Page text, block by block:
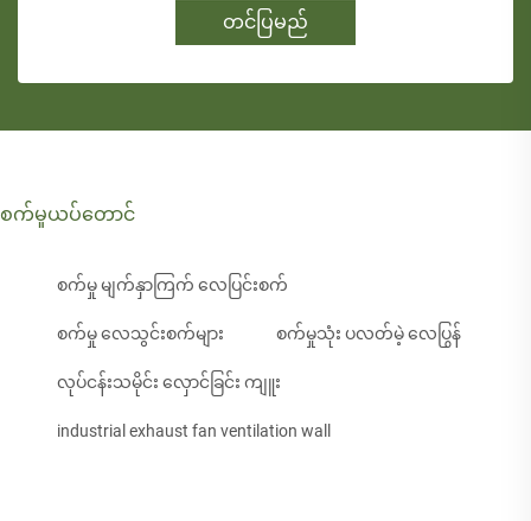
တင်ပြမည်
စက်မှုယပ်တောင်
စက်မှု မျက်နှာကြက် လေပြင်းစက်
စက်မှု လေသွင်းစက်များ စက်မှုသုံး ပလတ်မဲ့ လေပြွန်
လုပ်ငန်းသမိုင်း လှောင်ခြင်း ကျူး
industrial exhaust fan ventilation wall